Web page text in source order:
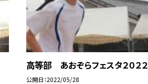
高等部 あおぞらフェスタ２０２２
公開日 2022/05/28